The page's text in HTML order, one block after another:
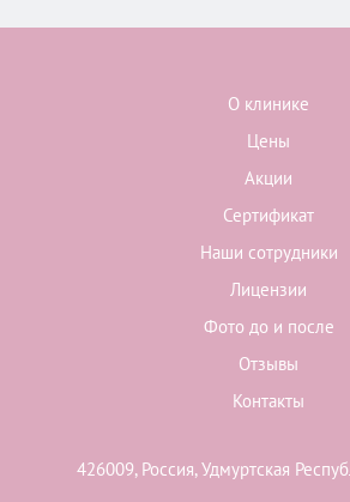
О клинике
Цены
Акции
Сертификат
Наши сотрудники
Лицензии
Фото до и после
Отзывы
Контакты
426009, Россия, Удмуртская